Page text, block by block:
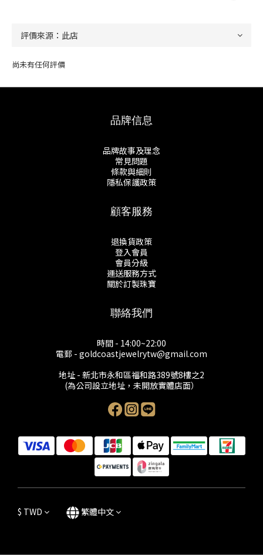
尚未有任何評價
品牌信息
品牌故事及理念
常見問題
條款與細則
隱私保護政策
顧客服務
退換貨政策
登入會員
會員分級
運送服務方式
關於訂製珠寶
聯絡我們
時間 - 14:00~22:00
電郵 - goldcoastjewelrytw@gmail.com
地址 - 新北市永和區福和路389號8樓之2
(為公司設立地址，未開放實體店面）
$ TWD 繁體中文